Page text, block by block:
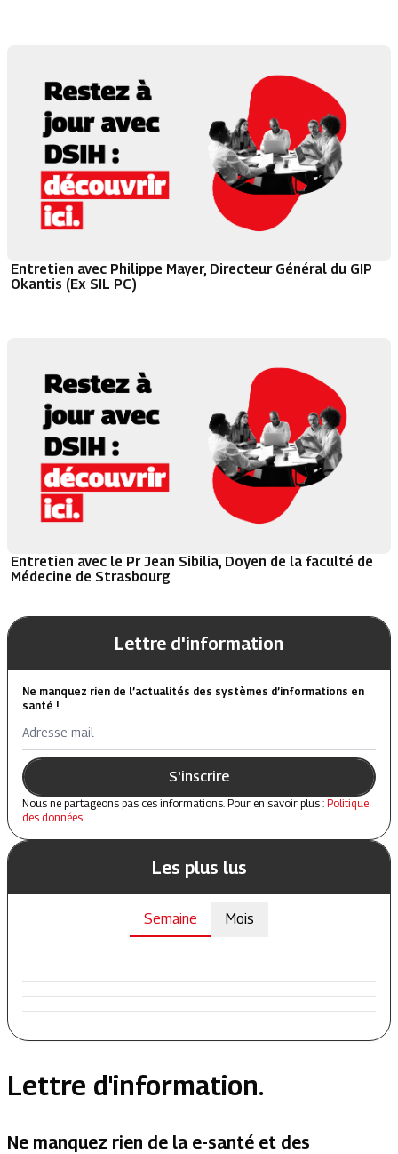
Entretien avec Philippe Mayer, Directeur Général du GIP
Okantis (Ex SIL PC)
Entretien avec le Pr Jean Sibilia, Doyen de la faculté de
Médecine de Strasbourg
Lettre d'information
Ne manquez rien de l’actualités des systèmes d’informations en
santé !
Adresse mail
S'inscrire
Nous ne partageons pas ces informations. Pour en savoir plus : Politique
des données
Les plus lus
Semaine Mois
Lettre d'information.
Ne manquez rien de la e-santé et des